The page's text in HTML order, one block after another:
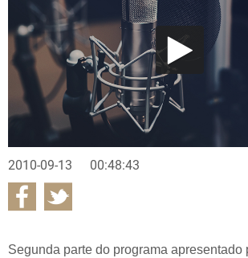
2010-09-13 00:48:43
Segunda parte do programa apresentado